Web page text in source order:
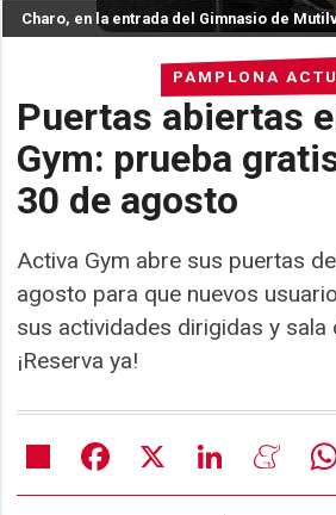
PAMPLONA
Puertas abiertas
Gym: prueba
30 de agosto
Activa Gym abre sus puertas
agosto para que nuevos
sus actividades dirigidas y sala
¡Reserva ya!
Charo, en la entrada del Gimnasio de
Share Facebook LinkedIn